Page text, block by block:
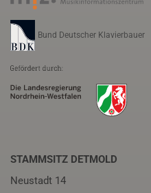
Bund Deutscher Klavierbauer
STAMMSITZ DETMOLD
Neustadt 14